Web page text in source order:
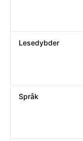
Lesedybder
Språk